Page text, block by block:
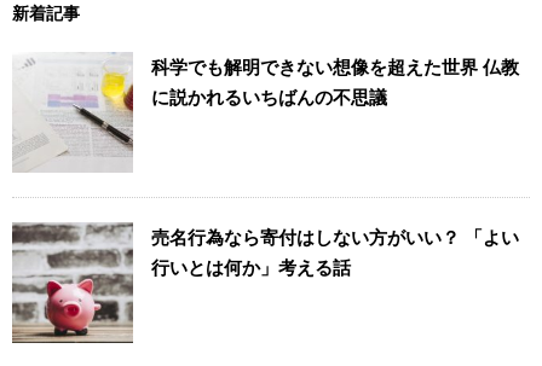
新着記事
科学でも解明できない想像を超えた世界 仏教
に説かれるいちばんの不思議
売名行為なら寄付はしない方がいい？ 「よい
行いとは何か」考える話